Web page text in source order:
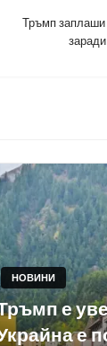
Тръмп заплаши
НОВИНИ
е
е